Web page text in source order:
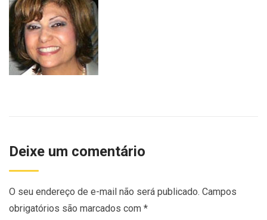
Deixe um comentário
O seu endereço de e-mail não será publicado. Campos
obrigatórios são marcados com *